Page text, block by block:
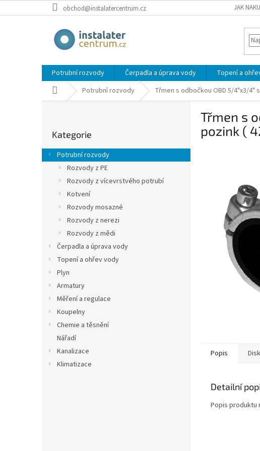
na
obchod@instalatercentrum.cz JAK
Potrubní rozvody Čerpadla a úprava vody Topení a
Domů Potrubní rozvody Třmen s odbočkou OBD 5/4"x3/4"
r
a
kategorie
Kategorie
Potrubní rozvody
Rozvody z PE
Rozvody z vícevrstvého potrubí
Kotvení
Rozvody mosazné
Rozvody z nerezi
Rozvody z mědi
Čerpadla a úprava vody
Topení a ohřev vody
Plyn
Armatury
Měření a regulace
Koupelny
Chemie a těsnění
Nářadí
Kanalizace
Klimatizace
Třmen s
pozink (
Popis
Detailní
Popis produktu